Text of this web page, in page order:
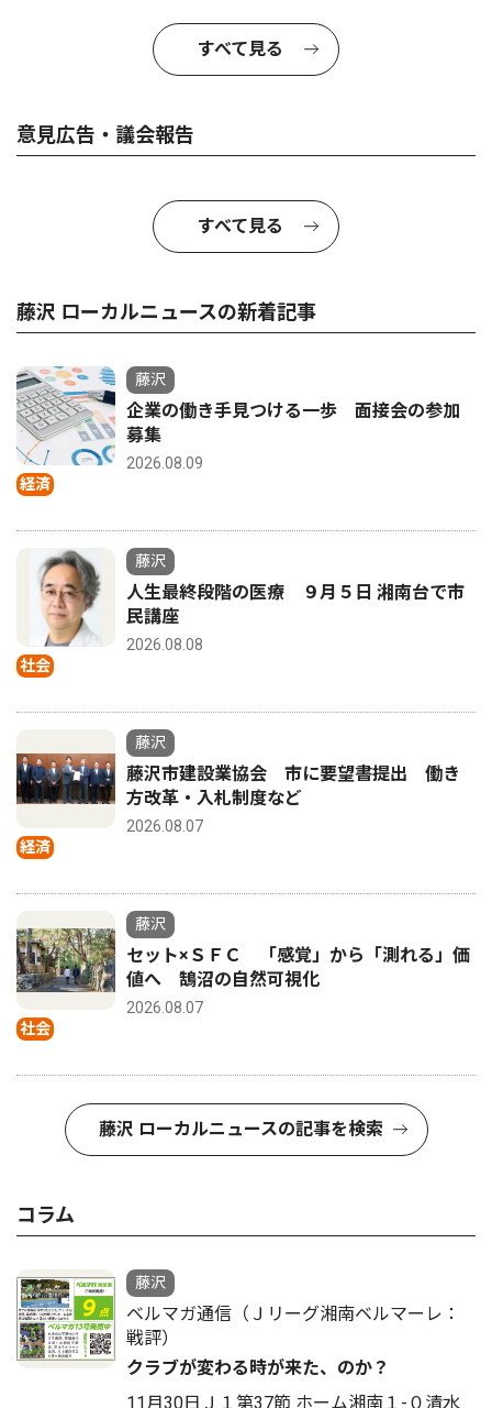
すべて見る
意見広告・議会報告
すべて見る
藤沢 ローカルニュースの新着記事
経済
藤沢
企業の働き手見つける一歩 面接会の参加
募集
2026.08.09
社会
藤沢
人生最終段階の医療 ９月５日 湘南台で市
民講座
2026.08.08
経済
藤沢
藤沢市建設業協会 市に要望書提出 働き
方改革・入札制度など
2026.08.07
社会
藤沢
セット×ＳＦＣ 「感覚」から「測れる」価
値へ 鵠沼の自然可視化
2026.08.07
藤沢 ローカルニュースの記事を検索
コラム
藤沢
ベルマガ通信（Ｊリーグ湘南ベルマーレ：
戦評）
クラブが変わる時が来た、のか？
11月30日Ｊ１第37節 ホーム湘南１-０清水